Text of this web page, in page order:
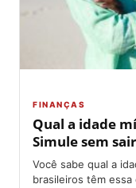
FINANÇAS
Qual a idade
Simule sem
Você sabe qual a
brasileiros têm